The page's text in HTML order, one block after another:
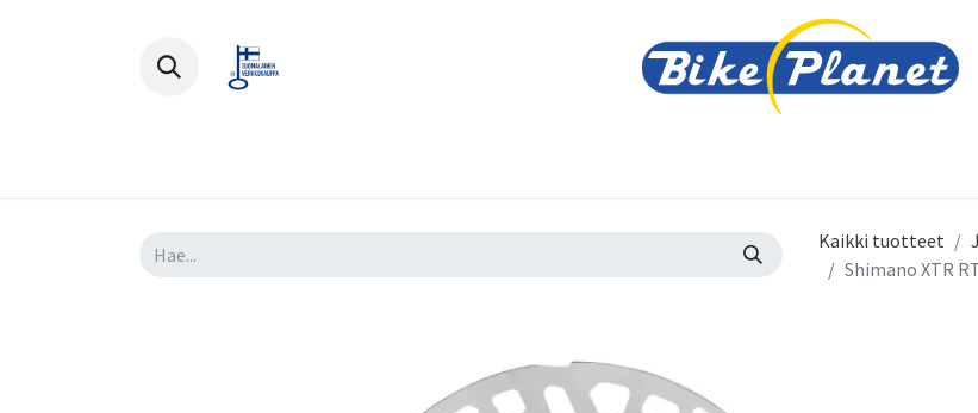
Kaikki tuotteet
Shimano XTR